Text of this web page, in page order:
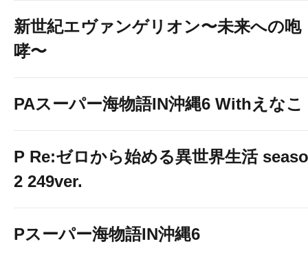
新世紀エヴァンゲリオン〜未来への咆
哮〜
PAスーパー海物語IN沖縄6 Withえなこ
P Re:ゼロから始める異世界生活
2 249ver.
Pスーパー海物語IN沖縄6